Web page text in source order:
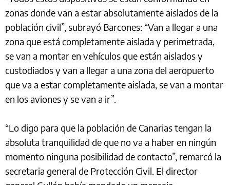
zonas donde van a estar absolutamente aislados de la
población civil”, subrayó Barcones: “Van a llegar a una
zona que está completamente aislada y perimetrada,
se van a montar en vehículos que están aislados y
custodiados y van a llegar a una zona del aeropuerto
que va a estar completamente aislada, se van a montar
en los aviones y se van a ir”.
“Lo digo para que la población de Canarias tengan la
absoluta tranquilidad de que no va a haber en ningún
momento ninguna posibilidad de contacto”, remarcó la
secretaria general de Protección Civil. El director